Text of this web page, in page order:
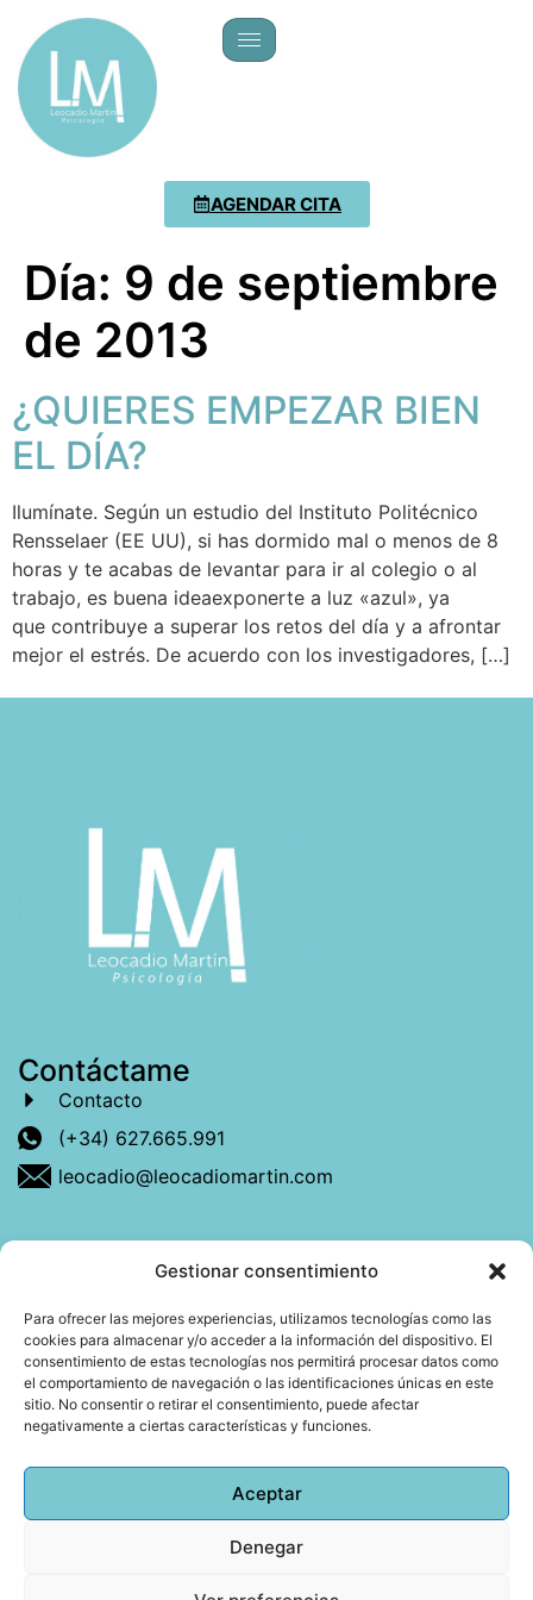
Gestionar consentimiento
Para ofrecer las mejores experiencias, utilizamos tecnologías como las
cookies para almacenar y/o acceder a la información del dispositivo. El
consentimiento de estas tecnologías nos permitirá procesar datos como
el comportamiento de navegación o las identificaciones únicas en este
sitio. No consentir o retirar el consentimiento, puede afectar
negativamente a ciertas características y funciones.
Aceptar
Denegar
AGENDAR CITA
Día: 9 de septiembre
de 2013
¿QUIERES EMPEZAR BIEN
EL DÍA?
Ilumínate. Según un estudio del Instituto Politécnico
Rensselaer (EE UU), si has dormido mal o menos de 8
horas y te acabas de levantar para ir al colegio o al
trabajo, es buena ideaexponerte a luz «azul», ya
que contribuye a superar los retos del día y a afrontar
mejor el estrés. De acuerdo con los investigadores, […]
Contáctame
Contacto
(+34) 627.665.991
leocadio@leocadiomartin.com
Descubre más sobre mí
Mi libro: La felicidad: qué ayuda y qué no.
Blog: Reflexiones que conectan
Agendar cita